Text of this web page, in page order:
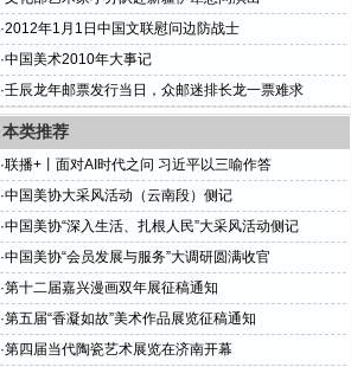
·2012年1月1日中国文联慰问边防战士
·中国美术2010年大事记
·壬辰龙年邮票发行当日，众邮迷排长龙一票难求
本类推荐
·联播+丨面对AI时代之问 习近平以三喻作答
·中国美协大采风活动（云南段）侧记
·中国美协“深入生活、扎根人民”大采风活动侧记
·中国美协“会员发展与服务”大调研圆满收官
·第十二届嘉兴漫画双年展征稿通知
·第五届“香凝如故”美术作品展览征稿通知
·第四届当代陶瓷艺术展览在济南开幕